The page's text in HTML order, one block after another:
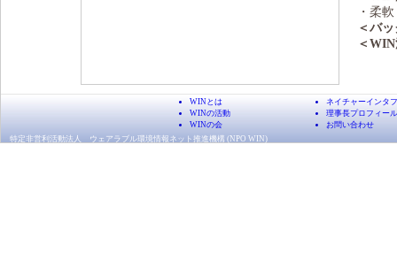
・柔
＜バ
＜
WINとは
WINの活動
WINの会
ネイチャーインタ
理事長プロフィール
お問い合わせ
特定非営利活動法人 ウェアラブル環境情報ネット推進機構 (NPO WIN)